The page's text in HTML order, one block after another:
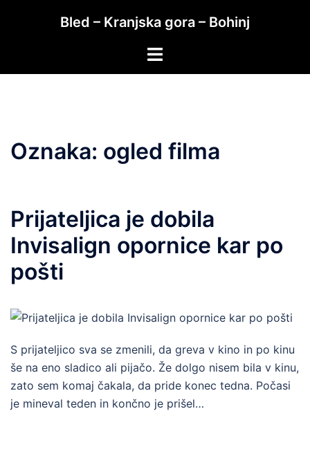
Bled – Kranjska gora – Bohinj
Toggle
Oznaka: ogled filma
Prijateljica je dobila
Invisalign opornice kar po
pošti
S prijateljico sva se zmenili, da greva v kino in po kinu
še na eno sladico ali pijačo. Že dolgo nisem bila v kinu,
zato sem komaj čakala, da pride konec tedna. Počasi
je mineval teden in končno je prišel…